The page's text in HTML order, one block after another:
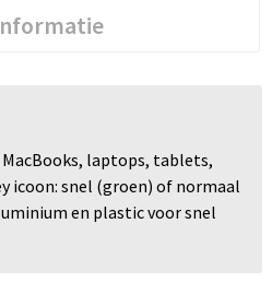
laptops, tablets,
icoon: snel (groen) of normaal
en plastic voor snel